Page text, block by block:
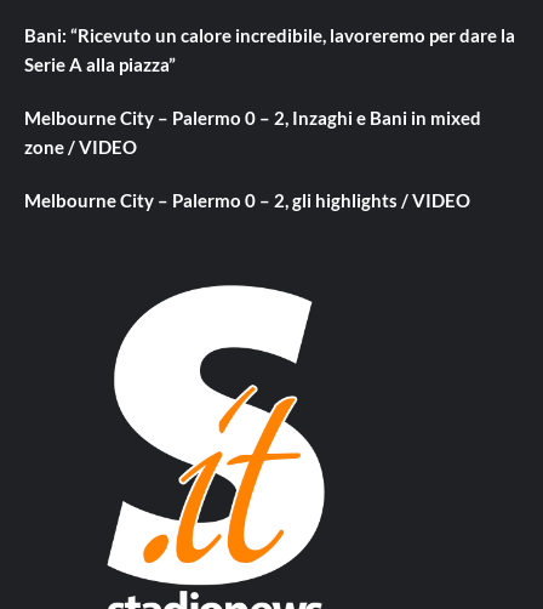
Bani: “Ricevuto un calore incredibile, lavoreremo per dare la
Serie A alla piazza”
Melbourne City – Palermo 0 – 2, Inzaghi e Bani in mixed
zone / VIDEO
Melbourne City – Palermo 0 – 2, gli highlights / VIDEO